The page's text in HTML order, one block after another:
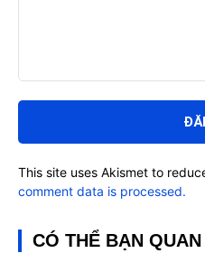
luận:
This site uses Akismet to
comment data is processed.
CÓ THỂ BẠN